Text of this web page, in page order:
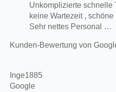
Unkomplizierte schnelle
keine Wartezeit ,
Sehr nettes Personal …
Kunden-Bewertung von
Inge1885
Google